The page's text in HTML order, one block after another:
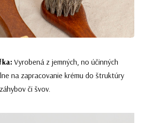
Vyrobená z jemných, no účinných
na zapracovanie krému do štruktúry
či švov.